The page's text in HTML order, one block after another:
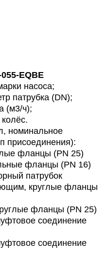
EQBE
насоса;
патрубка (DN);
(м3/ч);
номинальное
присоединения):
фланцы (PN 25)
фланцы (PN 16)
патрубок
круглые фланцы
фланцы (PN 25)
соединение
соединение